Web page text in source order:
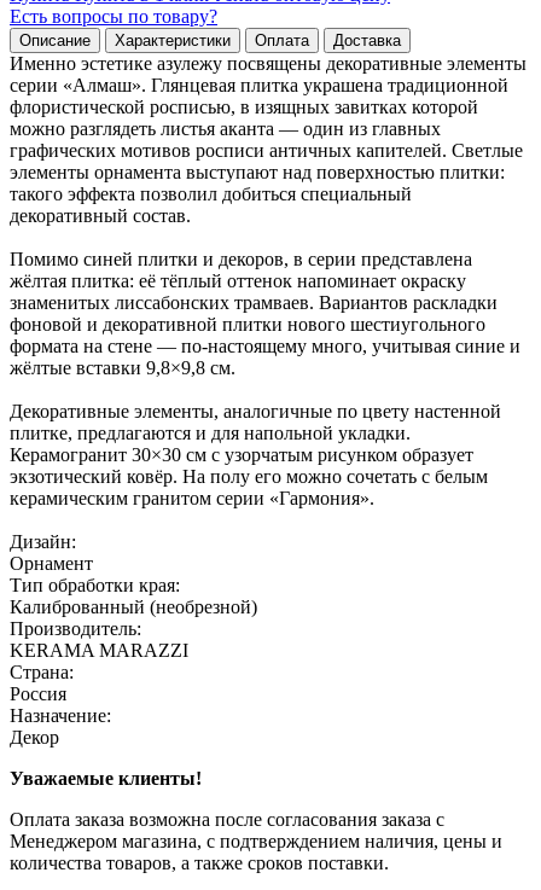
Есть вопросы по товару?
Описание Характеристики Оплата Доставка
Именно эстетике азулежу посвящены декоративные элементы
серии «Алмаш». Глянцевая плитка украшена традиционной
флористической росписью, в изящных завитках которой
можно разглядеть листья аканта — один из главных
графических мотивов росписи античных капителей. Светлые
элементы орнамента выступают над поверхностью плитки:
такого эффекта позволил добиться специальный
декоративный состав.
Помимо синей плитки и декоров, в серии представлена
жёлтая плитка: её тёплый оттенок напоминает окраску
знаменитых лиссабонских трамваев. Вариантов раскладки
фоновой и декоративной плитки нового шестиугольного
формата на стене — по-настоящему много, учитывая синие и
жёлтые вставки 9,8×9,8 см.
Декоративные элементы, аналогичные по цвету настенной
плитке, предлагаются и для напольной укладки.
Керамогранит 30×30 см с узорчатым рисунком образует
экзотический ковёр. На полу его можно сочетать с белым
керамическим гранитом серии «Гармония».
Дизайн:
Орнамент
Тип обработки края:
Калиброванный (необрезной)
Производитель:
KERAMA MARAZZI
Страна:
Россия
Назначение:
Декор
Уважаемые клиенты!
Оплата заказа возможна после согласования заказа с
Менеджером магазина, с подтверждением наличия, цены и
количества товаров, а также сроков поставки.